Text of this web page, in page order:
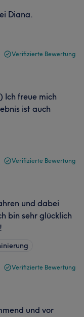
Diana.
Verifizierte Bewertung
Ich freue mich
ist auch
Verifizierte Bewertung
und dabei
bin sehr glücklich
Verifizierte Bewertung
und vor